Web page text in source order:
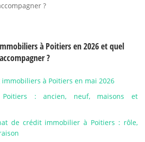
?
à Poitiers en 2026 et quel
?
à Poitiers en mai 2026
: ancien, neuf, maisons et
de crédit immobilier à Poitiers : rôle,